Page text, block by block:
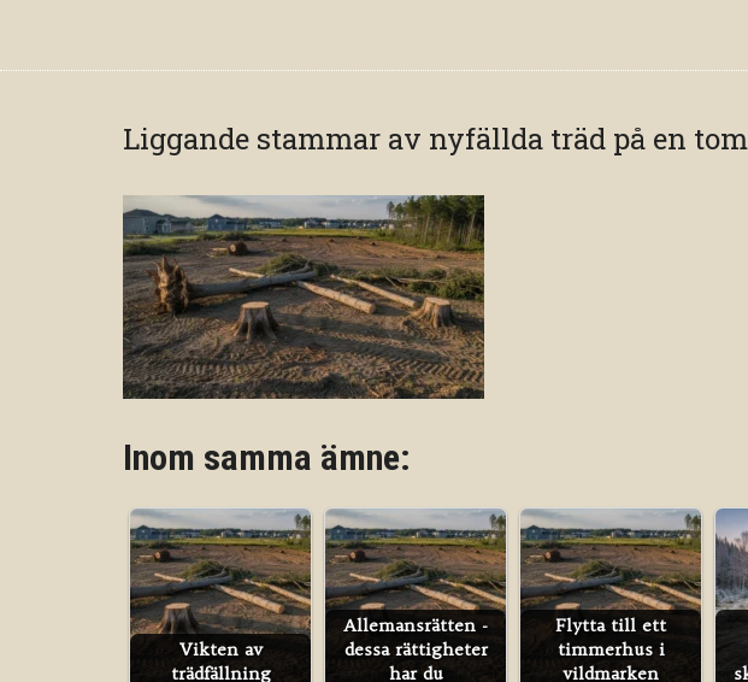
Liggande stammar av nyfällda träd på en
Inom samma ämne:
Vikten av
trädfällning
Allemansrätten -
dessa rättigheter
har du
Flytta till ett
timmerhus i
vildmarken